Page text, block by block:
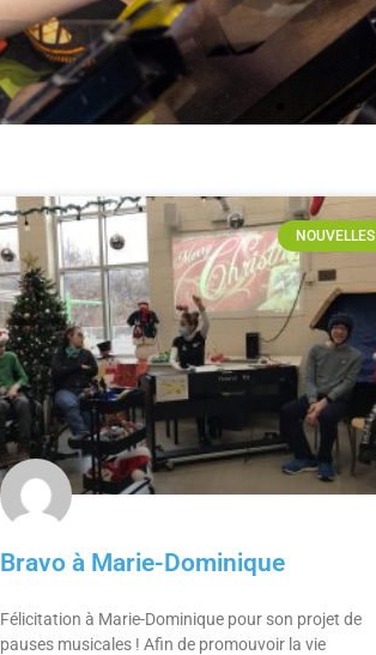
NOUVELLES
Bravo à Marie-Dominique
Félicitation à Marie-Dominique pour son projet de
pauses musicales ! Afin de promouvoir la vie